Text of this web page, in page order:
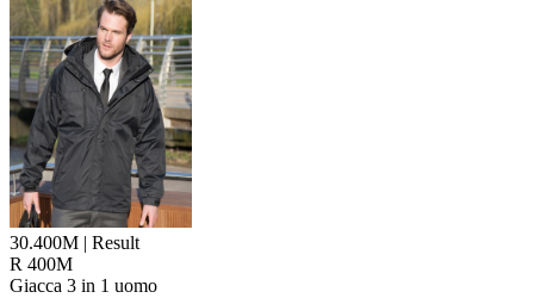
30.400M | Result
R 400M
Giacca 3 in 1 uomo